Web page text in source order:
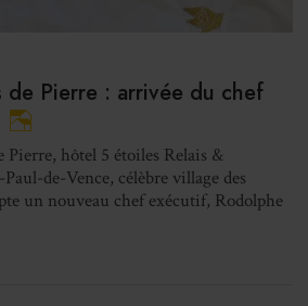
de Pierre : arrivée du chef
Pierre, hôtel 5 étoiles Relais &
de-Vence, célèbre village des
un nouveau chef exécutif, Rodolphe